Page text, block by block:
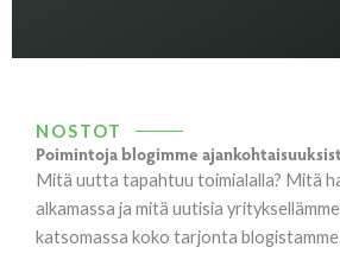
NOSTOT
Poimintoja blogimme
Mitä uutta tapahtuu toimialalla? Mitä
alkamassa ja mitä uutisia
katsomassa koko tarjonta